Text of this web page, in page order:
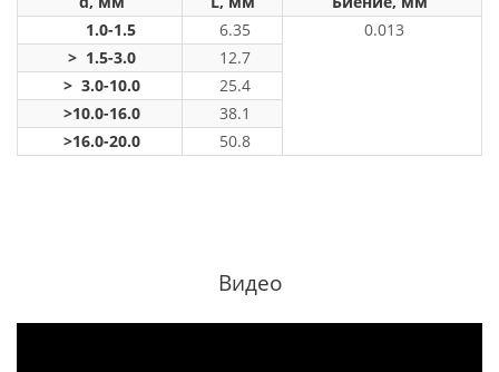
1.0-1.5
6.35
0.013
> 1.5-3.0
12.7
> 3.0-10.0
25.4
>10.0-16.0
38.1
>16.0-20.0
50.8
Видео